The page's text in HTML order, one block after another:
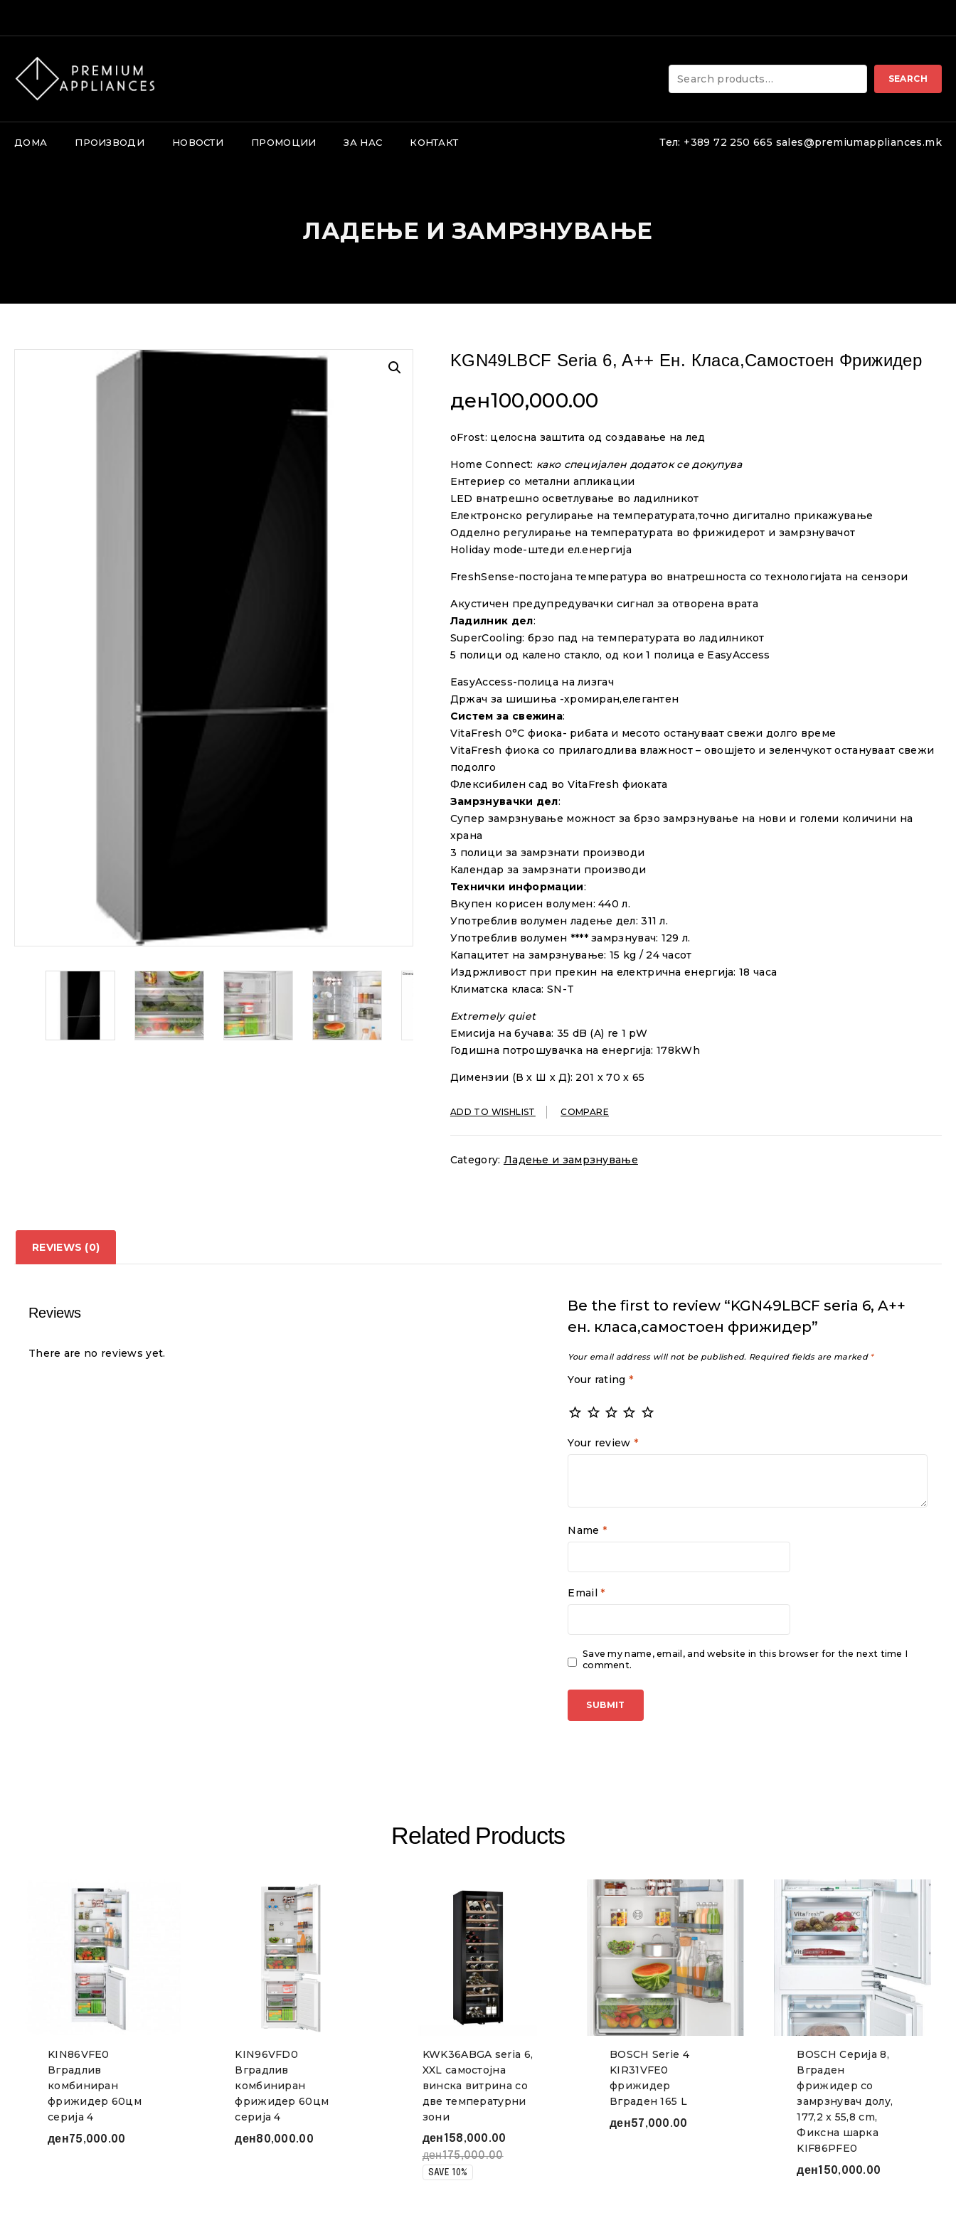
Search
for:
SEARCH
ДОМА ПРОИЗВОДИ НОВОСТИ ПРОМОЦИИ ЗА НАС КОНТАКТ Тел: +389 72 250 665 sales@premiumappliances.mk
ЛАДЕЊЕ И ЗАМРЗНУВАЊЕ
KGN49LBCF Seria 6, A++ Ен. Класа,самостоен Фрижидер
ден100,000.00
oFrost: целосна заштита од создавање на лед
Home Connect: како специјален додатоксе докупува
Ентериер со метални апликации
LED внатрешно осветлување во ладилникот
Електронско регулирање на температурата,точно дигитално прикажување
Одделно регулирање на температурата во фрижидерот и замрзнувачот
Holiday mode-штеди ел.енергија
FreshSense-постојана температура во внатрешноста со технологијата на сензори
Акустичен предупредувачки сигнал за отворена врата
Ладилник дел:
SuperCooling: брзо пад на температурата во ладилникот
5 полици од калено стакло,од кои 1 полица е EasyAccess
EasyAccess-полица на лизгач
Држач за шишиња -хромиран,елегантен
Систем за свежина:
VitaFresh 0°C фиока- рибата и месото остануваат свежи долго време
VitaFresh фиока со прилагодлива влажност – овошјето и зеленчукот остануваат свежи
подолго
Флексибилен сад во VitaFresh фиоката
Замрзнувачки дел:
Супер замрзнување можност за брзо замрзнување на нови и големи количини на
храна
3 полици за замрзнати производи
Календар за замрзнати производи
Технички информации:
Вкупен корисен волумен: 440 л.
Употреблив волумен ладење дел: 311л.
Употреблив волумен **** замрзнувач: 129 л.
Капацитет на замрзнување: 15 kg / 24 часот
Издржливост при прекин на електрична енергија: 18 часa
Климатска класа: SN -T
Extremely quiet
Емисија на бучава: 35 dB (A) re 1 pW
Годишна потрошувачка на енергија: 178kWh
Димензии (В х Ш х Д): 201 x 70 x 65
ADD TO WISHLIST COMPARE
Category: Ладење и замрзнување
REVIEWS (0)
Reviews
There are no reviews yet.
Be the first to review “KGN49LBCF seria 6, A++
ен. класа,самостоен фрижидер”
Your email address will not be published. Required fields are marked *
Your rating *
Your review *
Name *
Email*
Save my name, email, and website in this browser for the next time I
comment.
Related Products
KIN86VFE0
Вградлив
комбиниран
фрижидер 60цм
серија 4
ден75,000.00
KIN96VFD0
Вградлив
комбиниран
фрижидер 60цм
серија 4
ден80,000.00
KWK36ABGA seria 6,
XXL самостојна
винска витрина со
две температурни
зони
ден158,000.00
ден175,000.00
SAVE 10%
BOSCH Serie 4
KIR31VFE0
фрижидер
Вграден 165 L
ден57,000.00
BOSCH Серија 8,
Вграден
фрижидер со
замрзнувач долу,
177,2 x 55,8 cm,
Фиксна шарка
KIF86PFE0
ден150,000.00